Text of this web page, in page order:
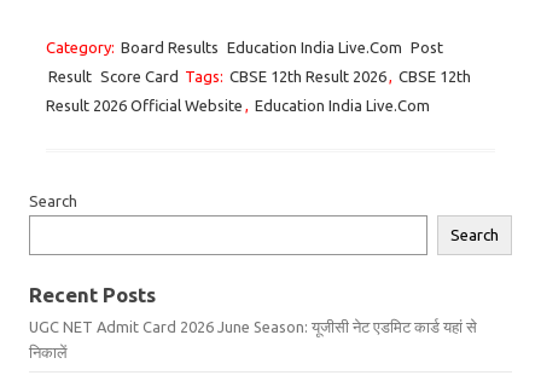
Category: Board Results Education India Live.Com Post
Result Score Card Tags: CBSE 12th Result 2026, CBSE 12th
Result 2026 Official Website , Education India Live.Com
Search
Search
Recent Posts
UGC NET Admit Card 2026 June Season: यूजीसी नेट एडमिट कार्ड यहां से
निकालें